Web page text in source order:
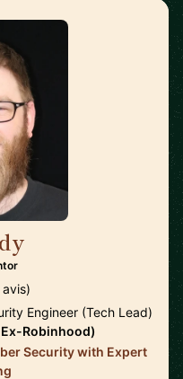
Engineer (Tech Lead)
Robinhood)
Security with Expert